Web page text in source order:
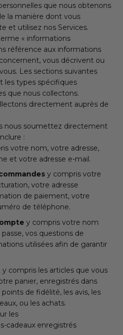
que nous obtenons
la manière dont vous
et utilisez nos Services.
« informations
référence aux informations
vous décrivent ou
Les sections suivantes
les types spécifiques
que nous collectons.
directement auprès de
nous soumettez directement
:
votre nom, votre adresse,
et votre adresse e-mail.
y compris votre
votre adresse
de paiement, votre
de téléphone.
y compris votre nom
vos questions de
utilisées afin de garantir
y compris les articles que vous
panier, enregistrés dans
de fidélité, les avis, les
ou les achats.
les
cadeaux enregistrés